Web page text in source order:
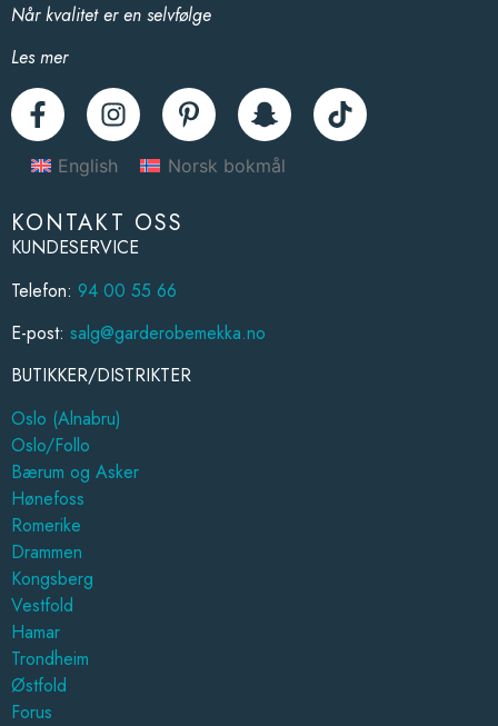
Når kvalitet er en selvfølge
Les mer
English Norsk bokmål
KONTAKT OSS
KUNDESERVICE
Telefon: 94 00 55 66
E-post: salg@garderobemekka.no
BUTIKKER/DISTRIKTER
Oslo (Alnabru)
Oslo/Follo
Bærum og Asker
Hønefoss
Romerike
Drammen
Kongsberg
Vestfold
Hamar
Trondheim
Østfold
Forus